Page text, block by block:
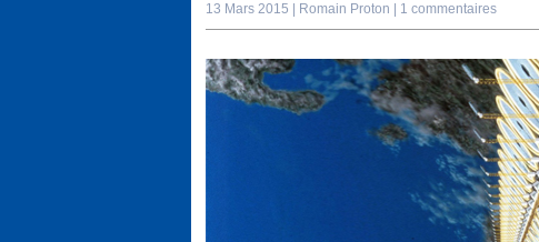
13 Mars 2015 | Romain Proton 1 commentaires